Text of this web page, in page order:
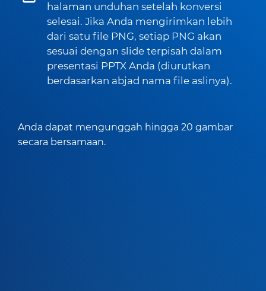
halaman unduhan setelah konversi
selesai. Jika Anda mengirimkan lebih
dari satu file PNG, setiap PNG akan
sesuai dengan slide terpisah dalam
presentasi PPTX Anda (diurutkan
berdasarkan abjad nama file aslinya).
Anda dapat mengunggah hingga 20 gambar
secara bersamaan.